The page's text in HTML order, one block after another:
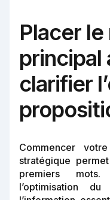
Placer
principal
clarifier
Commencer
stratégique
premiers
l’optimisation